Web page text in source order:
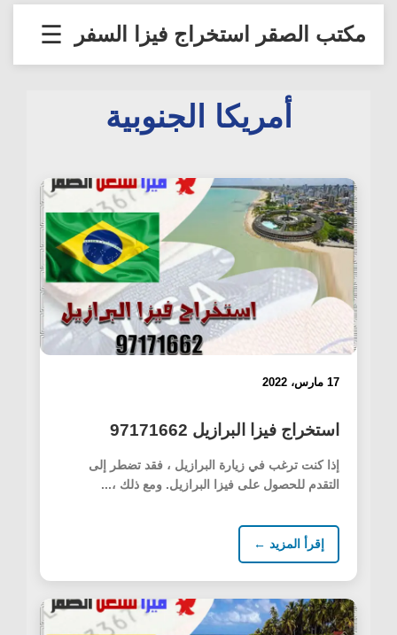
مكتب الصقر استخراج فيزا السفر ☰
أمريكا الجنوبية
17 مارس، 2022
استخراج فيزا البرازيل 97171662
إذا كنت ترغب في زيارة البرازيل ، فقد تضطر إلى
التقدم للحصول على فيزا البرازيل. ومع ذلك ،...
إقرأ المزيد ←